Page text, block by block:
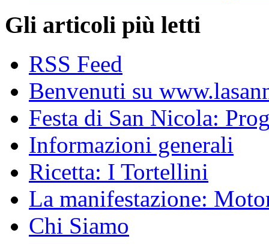
Gli articoli più letti
RSS Feed
Benvenuti su
Festa di San Nicola:
Informazioni generali
Ricetta: I Tortellini
La manifestazione:
Chi Siamo